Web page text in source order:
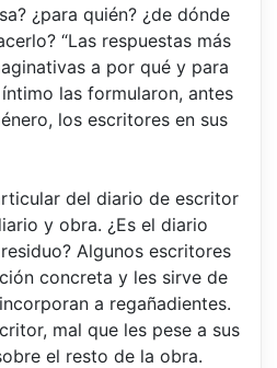
¿para quién? ¿de dónde
“Las respuestas más
a por qué y para
las formularon, antes
los escritores en sus
del diario de escritor
y obra. ¿Es el diario
Algunos escritores
concreta y les sirve de
a regañadientes.
mal que les pese a sus
el resto de la obra.